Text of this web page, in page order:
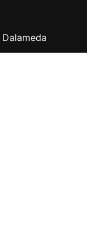
Dalameda